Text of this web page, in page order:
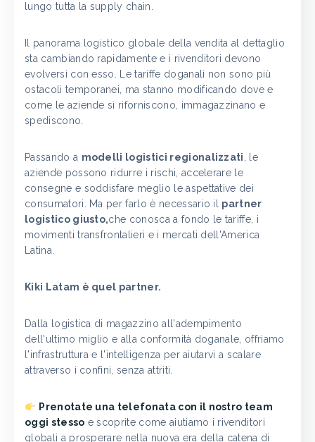
lungo tutta la supply chain.
Il panorama logistico globale della vendita al dettaglio
sta cambiando rapidamente e i rivenditori devono
evolversi con esso. Le tariffe doganali non sono più
ostacoli temporanei, ma stanno modificando dove e
come le aziende si riforniscono, immagazzinano e
spediscono.
Passando a modelli logistici regionalizzati, le
aziende possono ridurre i rischi, accelerare le
consegne e soddisfare meglio le aspettative dei
consumatori. Ma per farlo è necessario il partner
logistico giusto,che conosca a fondo le tariffe, i
movimenti transfrontalieri e i mercati dell'America
Latina.
Kiki Latam è quel partner.
Dalla logistica di magazzino all'adempimento
dell'ultimo miglio e alla conformità doganale, offriamo
l'infrastruttura e l'intelligenza per aiutarvi a scalare
attraverso i confini, senza attriti.
Prenotate una telefonata con il nostro team
oggi stesso e scoprite come aiutiamo i rivenditori
globali a prosperare nella nuova era della catena di